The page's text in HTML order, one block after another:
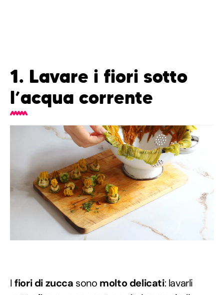
1. Lavare i fiori sotto
l’acqua corrente
Ifiori di zucca sono molto delicati: lavarli